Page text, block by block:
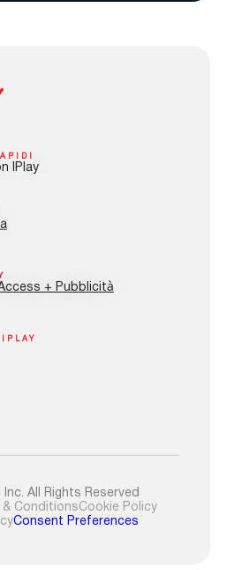
IPlay
+ Pubblicità
All Rights Reserved
& ConditionsCookie Policy
Consent Preferences